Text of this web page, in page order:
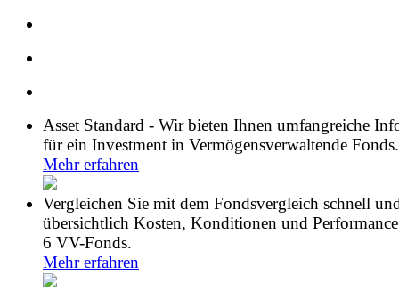
Asset Standard - Wir bieten Ihnen umfangreiche
für ein Investment in Vermögensverwaltende Fonds.
Mehr erfahren
Vergleichen Sie mit dem Fondsvergleich schnell
übersichtlich Kosten, Konditionen und
6 VV-Fonds.
Mehr erfahren